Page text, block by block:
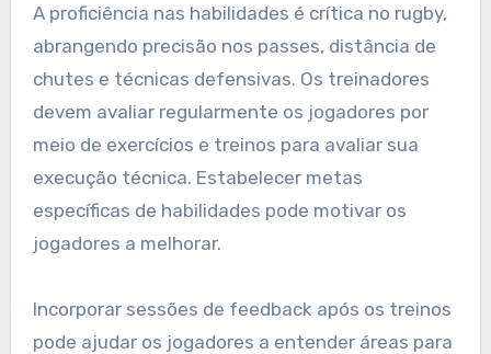
A proficiência nas habilidades é crítica no rugby,
abrangendo precisão nos passes, distância de
chutes e técnicas defensivas. Os treinadores
devem avaliar regularmente os jogadores por
meio de exercícios e treinos para avaliar sua
execução técnica. Estabelecer metas
específicas de habilidades pode motivar os
jogadores a melhorar.
Incorporar sessões de feedback após os treinos
pode ajudar os jogadores a entender áreas para